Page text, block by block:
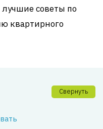
лучшие советы по
квартирного
Свернуть